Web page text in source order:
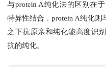
与protein A纯化法的区别在
特异性结合，protein A纯化则
之下抗原亲和纯化能高度识
抗的纯化。